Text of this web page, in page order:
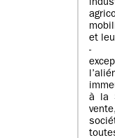
et
-
à la